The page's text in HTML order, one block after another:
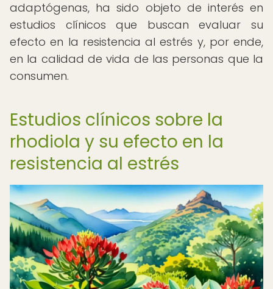
adaptógenas, ha sido objeto de interés en
estudios clínicos que buscan evaluar su
efecto en la resistencia al estrés y, por ende,
en la calidad de vida de las personas que la
consumen.
Estudios clínicos sobre la
rhodiola y su efecto en la
resistencia al estrés